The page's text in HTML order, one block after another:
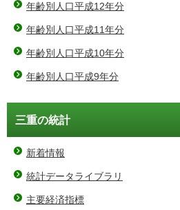
年齢別人口平成12年分
年齢別人口平成11年分
年齢別人口平成10年分
年齢別人口平成9年分
三重の統計
新着情報
統計データライブラリ
主要経済指標